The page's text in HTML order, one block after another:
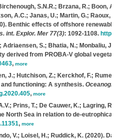
S.N.R.; Brzana, R.; Boon,
A.C.; Janas, U.; Martin, G.; Raoux,
Benthic effects of offshore
int. Explor. Mer 77(3): 1092-1108.
S.; Bhatia, N.; Monbaliu,
derived from PROBA-V global
, more
J.; Hutchison, Z.; Kerckhof, F.;
functioning: A synthesis.
, more
Prins, T.; De Cauwer, K.; Lagring,
North Sea in relation to de-
, more
V.; Loisel, H.; Ruddick, K.(2020).